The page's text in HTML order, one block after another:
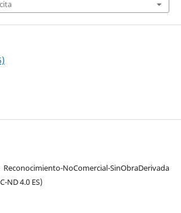
NoComercial-SinObraDerivada
ND 4.0 ES)